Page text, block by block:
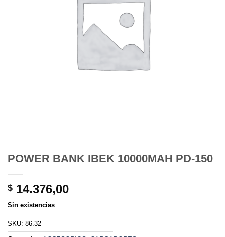
POWER BANK IBEK 10000MAH PD-150
$ 14.376,00
Sin existencias
SKU: 86.32